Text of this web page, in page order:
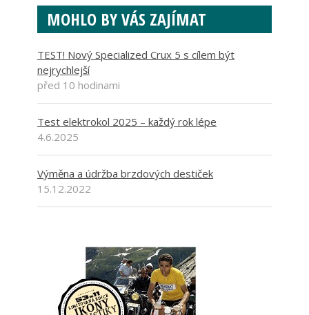
MOHLO BY VÁS ZAJÍMAT
TEST! Nový Specialized Crux 5 s cílem být
nejrychlejší
před 10 hodinami
Test elektrokol 2025 – každý rok lépe
4.6.2025
Výměna a údržba brzdových destiček
15.12.2022